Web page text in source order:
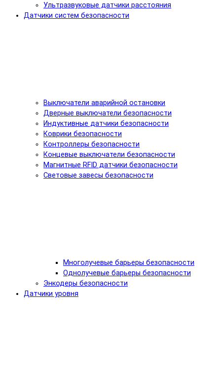
Ультразвуковые датчики расстояния
Датчики систем безопасности
Выключатели аварийной остановки
Дверные выключатели безопасности
Индуктивные датчики безопасности
Коврики безопасности
Контроллеры безопасности
Концевые выключатели безопасности
Магнитные RFID датчики безопасности
Световые завесы безопасности
Многолучевые барьеры безопасности
Однолучевые барьеры безопасности
Энкодеры безопасности
Датчики уровня